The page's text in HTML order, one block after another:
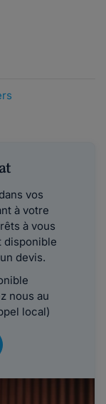
vos
à votre
à vous
disponible
devis.
nous au
local)